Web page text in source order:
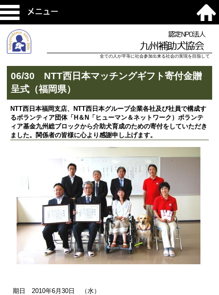
メニュー
認定NPO法人
九州補助犬協会
全ての人が平等に社会参加出来る社会の実現を目指して
06/30 NTT西日本マッチングギフト寄付金贈
呈式（福岡県）
NTT西日本福岡支店、NTT西日本グループ企業各社及び社員で構成す
るボランティア団体「H＆N「ヒューマン＆ネットワーク）ボランテ
ィア基金九州総ブロックから介助犬育成のための寄付をしていただき
ました。関係者の皆様に心より感謝申し上げます。
期日 2010年6月30日 （水）